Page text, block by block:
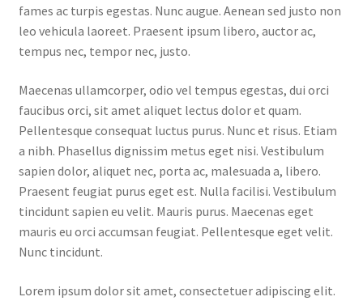
fames ac turpis egestas. Nunc augue. Aenean sed justo non
leo vehicula laoreet. Praesent ipsum libero, auctor ac,
tempus nec, tempor nec, justo.
Maecenas ullamcorper, odio vel tempus egestas, dui orci
faucibus orci, sit amet aliquet lectus dolor et quam.
Pellentesque consequat luctus purus. Nunc et risus. Etiam
a nibh. Phasellus dignissim metus eget nisi. Vestibulum
sapien dolor, aliquet nec, porta ac, malesuada a, libero.
Praesent feugiat purus eget est. Nulla facilisi. Vestibulum
tincidunt sapien eu velit. Mauris purus. Maecenas eget
mauris eu orci accumsan feugiat. Pellentesque eget velit.
Nunc tincidunt.
Lorem ipsum dolor sit amet, consectetuer adipiscing elit.